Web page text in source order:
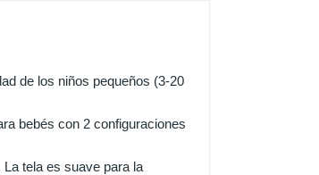
de los niños pequeños (3-20
bebés con 2 configuraciones
tela es suave para la